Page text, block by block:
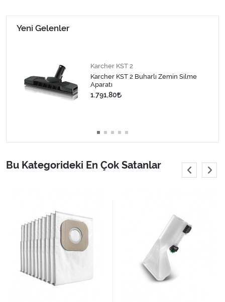
Yeni Gelenler
Karcher KST 2
Karcher KST 2 Buharlı Zemin Silme
Aparatı
1.791,80
Bu Kategorideki En Çok Satanlar